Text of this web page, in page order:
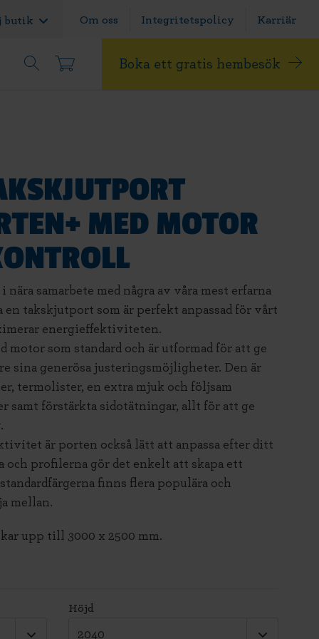
butik Om oss Integritetspolicy Karriär
Boka ett gratis hembesök
MED MOTOR
samarbete med några av våra mest erfarna
en takskjutport som är perfekt anpassad för vårt
energieffektiviteten.
motor som standard och är utformad för att ge
sina generösa justeringsmöjligheter. Den är
termolister, en extra mjuk och följsam
samt förstärkta sidotätningar, allt för att ge
är porten också lätt att anpassa efter ditt
och profilerna gör det enkelt att skapa ett
finns flera populära och
mellan.
upp till 3000 x 2500 mm.
Höjd